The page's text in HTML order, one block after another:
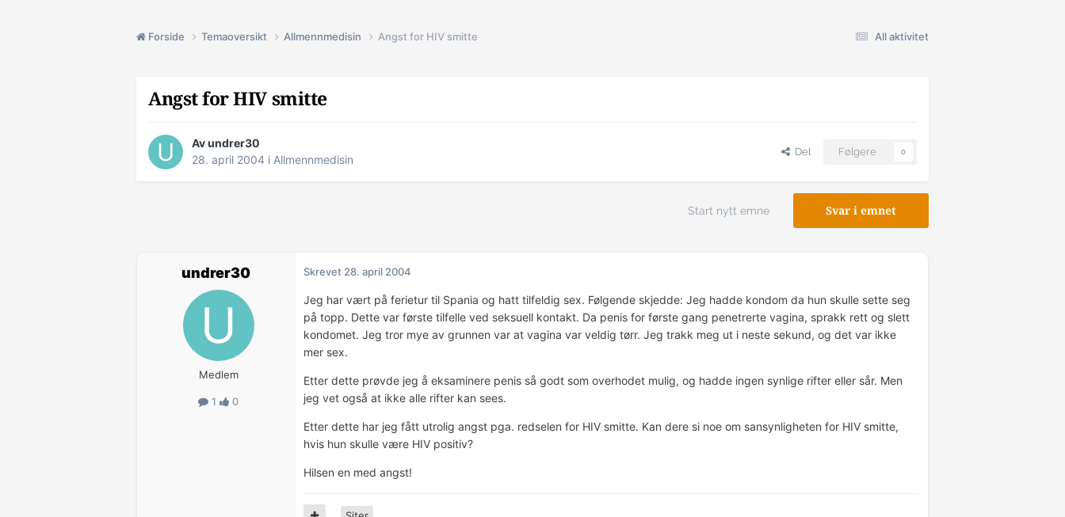
All aktivitet
Forside Temaoversikt Allmennmedisin Angst for HIV smitte
Angst for HIV smitte
Av undrer30
28. april 2004 i Allmennmedisin
Del Følgere 0
Svar i emnet
Start nytt emne
undrer30
Medlem
1 0
Skrevet 28. april 2004
Jeg har vært på ferietur til Spania og hatt tilfeldig sex. Følgende skjedde: Jeg hadde kondom da hun skulle sette seg
på topp. Dette var første tilfelle ved seksuell kontakt. Da penis for første gang penetrerte vagina, sprakk rett og slett
kondomet. Jeg tror mye av grunnen var at vagina var veldig tørr. Jeg trakk meg ut i neste sekund, og det var ikke
mer sex.
Etter dette prøvde jeg å eksaminere penis så godt som overhodet mulig, og hadde ingen synlige rifter eller sår. Men
jeg vet også at ikke alle rifter kan sees.
Etter dette har jeg fått utrolig angst pga. redselen for HIV smitte. Kan dere si noe om sansynligheten for HIV smitte,
hvis hun skulle være HIV positiv?
Hilsen en med angst!